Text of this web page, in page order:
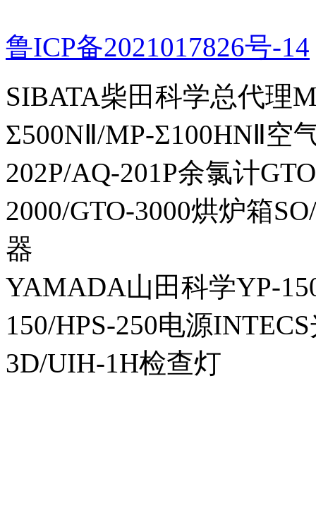
鲁ICP备2021017826号-14
SIBATA柴田科学总代理
Σ500NⅡ/MP-Σ100HNⅡ空
202P/AQ-201P余氯计
2000/GTO-3000烘炉箱
器
YAMADA山田科学YP-
150/HPS-250电源
3D/UIH-1H检查灯